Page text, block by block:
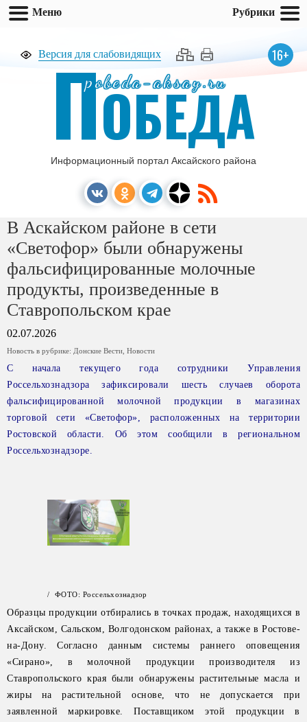
Версия для слабовидящих 16+
pobeda-aksay.ru
ПОБЕДА
Информационный портал Аксайского района
В Аскайском районе в сети
«Светофор» были обнаружены
фальсифицированные молочные
продукты, произведенные в
Ставропольском крае
02.07.2026
Новость в рубрике: Донские Вести Новости
С начала текущего года сотрудники Управления
Россельхознадзора зафиксировали шесть случаев оборота
фальсифицированной молочной продукции в магазинах
торговой сети «Светофор», расположенных на территории
Ростовской области. Об этом сообщили в региональном
Россельхознадзоре.
/ ФОТО: Россельхознадзор
Образцы продукции отбирались в точках продаж, находящихся в
Аксайском, Сальском, Волгодонском районах, а также в Ростове-
на-Дону. Согласно данным системы раннего оповещения
«Сирано», в молочной продукции производителя из
Ставропольского края были обнаружены растительные масла и
жиры на растительной основе, что не допускается при
заявленной маркировке. Поставщиком этой продукции в
Меню Рубрики